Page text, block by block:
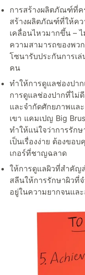
การสร้างผลิตภัณฑ์ที่
สร้างผลิตภัณฑ์ที่ให้ค
เคลื่อนไหวมากขึ้น –
ความสามารถของพวก
โซนารับประกันการเ
คน
ทำให้การดูแลช่องปาก
การดูแลช่องปากที่ไม่
และจำกัดศักยภาพแล
เขา แคมเปญ Big
ทำให้แน่ใจว่าการรัก
เป็นเรื่องง่าย ต้องขอ
เกอร์ที่ชาญฉลาด
ให้การดูแลผิวที่สำคัญ
สลีนให้การรักษาผิวที่
อยู่ในความยากจนแล